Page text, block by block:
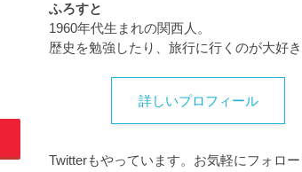
ふろすと
1960年代生まれの関西人。
歴史を勉強したり、旅行に行くのが大好き
詳しいプロフィール
Twitterもやっています。お気軽にフォロー